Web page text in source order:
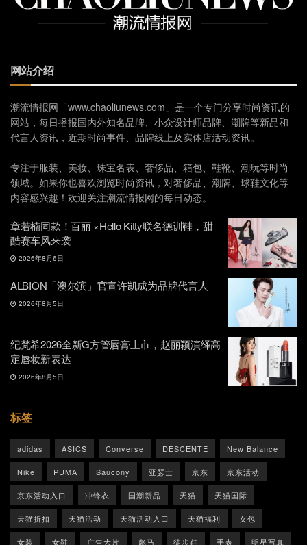
网站介绍
潮流情报网「www.chaoliunews.com」是一个专门分享时尚资讯的
网站，每日播报国内外知名品牌、小众设计师品牌、潮牌等新品和
代言人资讯，近期时尚事件、品牌线上及实体店活动资讯。
专注于服装、美妆、珠宝名表、奢侈品、箱包、鞋靴、潮玩等时尚
领域。如果你也喜欢浏览时尚资讯，对奢侈品、潮牌、球鞋文化等
内容感兴趣！欢迎关注潮流情报网的每日动态。
章若楠同款！百丽 ×Hello Kitty联名德训鞋，甜
酷赛车风来袭
2026年8月6日
ALBION「澳尔滨」官宣许凯成为品牌代言人
2026年8月5日
纪梵希2026全新G方管唇膏上市，赵丽颖演绎高
定唇妆新表达
2026年8月5日
标签
adidas ASICS Converse DESCENTE New Balance
Nike PUMA Saucony 亚瑟士 京东 京东活动
京东活动入口 冲锋衣 国潮新品 天猫 天猫国际
天猫折扣 天猫活动 天猫活动入口 天猫福利 女包
女装 女鞋 广告大片 彪马 徒步鞋 手表 明星写真